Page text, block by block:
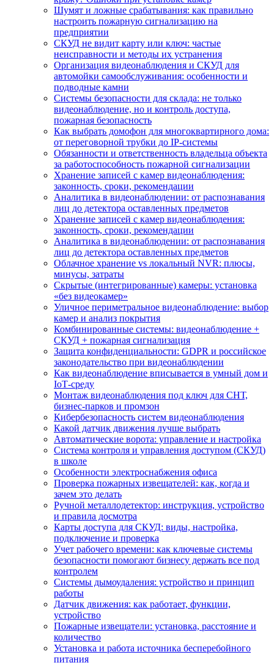
Шумят и ложные срабатывания: как правильно
настроить пожарную сигнализацию на
предприятии
СКУД не видит карту или ключ: частые
неисправности и методы их устранения
Организация видеонаблюдения и СКУД для
автомойки самообслуживания: особенности и
подводные камни
Системы безопасности для склада: не только
видеонаблюдение, но и контроль доступа,
пожарная безопасность
Как выбрать домофон для многоквартирного дома:
от переговорной трубки до IP-системы
Обязанности и ответственность владельца объекта
за работоспособность пожарной сигнализации
Хранение записей с камер видеонаблюдения:
законность, сроки, рекомендации
Аналитика в видеонаблюдении: от распознавания
лиц до детектора оставленных предметов
Хранение записей с камер видеонаблюдения:
законность, сроки, рекомендации
Аналитика в видеонаблюдении: от распознавания
лиц до детектора оставленных предметов
Облачное хранение vs локальный NVR: плюсы,
минусы, затраты
Скрытые (интегрированные) камеры: установка
«без видеокамер»
Уличное периметральное видеонаблюдение: выбор
камер и анализ покрытия
Комбинированные системы: видеонаблюдение +
СКУД + пожарная сигнализация
Защита конфиденциальности: GDPR и российское
законодательство при видеонаблюдении
Как видеонаблюдение вписывается в умный дом и
IoT‑среду
Монтаж видеонаблюдения под ключ для СНТ,
бизнес‑парков и промзон
Кибербезопасность систем видеонаблюдения
Какой датчик движения лучше выбрать
Автоматические ворота: управление и настройка
Система контроля и управления доступом (СКУД)
в школе
Особенности электроснабжения офиса
Проверка пожарных извещателей: как, когда и
зачем это делать
Ручной металлодетектор: инструкция, устройство
и правила досмотра
Карты доступа для СКУД: виды, настройка,
подключение и проверка
Учет рабочего времени: как ключевые системы
безопасности помогают бизнесу держать все под
контролем
Системы дымоудаления: устройство и принцип
работы
Датчик движения: как работает, функции,
устройство
Пожарные извещатели: установка, расстояние и
количество
Установка и работа источника бесперебойного
питания